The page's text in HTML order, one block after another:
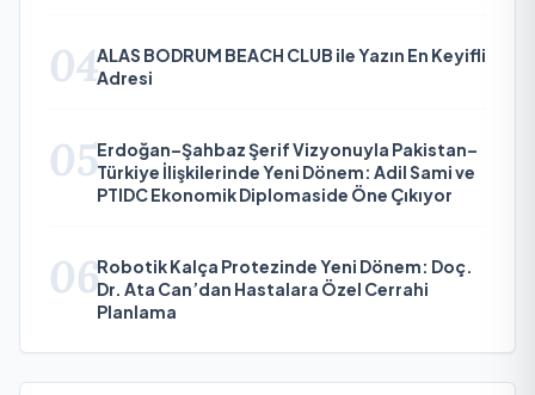
04ALAS BODRUM BEACH CLUB ile Yazın En Keyifli
Adresi
05Erdoğan–Şahbaz Şerif Vizyonuyla Pakistan–
Türkiye İlişkilerinde Yeni Dönem: Adil Sami ve
PTIDC Ekonomik Diplomaside Öne Çıkıyor
06Robotik Kalça Protezinde Yeni Dönem: Doç.
Dr. Ata Can’dan Hastalara Özel Cerrahi
Planlama